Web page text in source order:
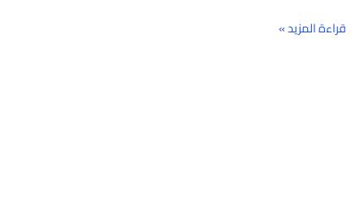
قراءة المزيد »